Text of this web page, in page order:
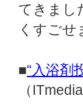
てきまし
くすごせ
■“入浴剤
（